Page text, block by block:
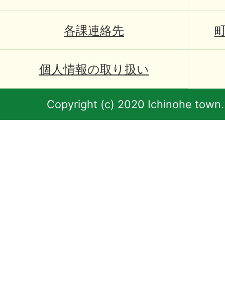
各課連絡先
個人情報の取り扱い
Copyright (c) 2020 Ichinohe